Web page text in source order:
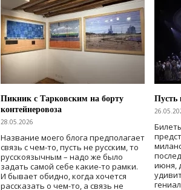
Пикник с Тарковским на борту
контейнеровоза
28.05.2026
Название моего блога предполагает
связь с чем-то, пусть не русским, то
русскоязычным – надо же было
задать самой себе какие-то рамки.
И бывает обидно, когда хочется
рассказать о чем-то, а связь не
Пусть
июня,